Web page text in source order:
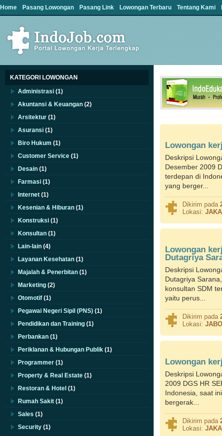
Home Pasang Lowongan Pasang Link Lowongan Terbaru Tentang Kami
KATEGORI LOWONGAN
Administrasi (1)
Akuntansi & Keuangan (2)
Arsitektur (1)
Asuransi (1)
Biro Hukum (1)
Customer Service (1)
Desain (1)
Farmasi (1)
Internet (1)
Kesenian & Hiburan (1)
Konstruksi (1)
Konsultan (1)
Lain-lain (4)
Layanan Kesehatan (1)
Majalah & Penerbitan (1)
Marketing (2)
Otomotif (1)
Pegawai Negeri Sipil (PNS) (1)
Pendidikan dan Training (1)
Perbankan (1)
Periklanan & Hubungan Publik (1)
Programmer (1)
Property & Real Estate (1)
Restoran & Hotel (1)
Rumah Sakit (1)
Sales (1)
Security (1)
Lowongan
Deskripsi
Desember 2009
terdepan di
yang berger...
Dikirim pada
Lokasi:
Lowongan
Dutagriya
Deskripsi
Dutagriya
konsultan SDM
yaitu perus...
Dikirim pada
Lokasi:
Lowongan
Deskripsi
2009 DGS HR
Indonesia, saat
bergerak...
Dikirim pada
Lokasi: